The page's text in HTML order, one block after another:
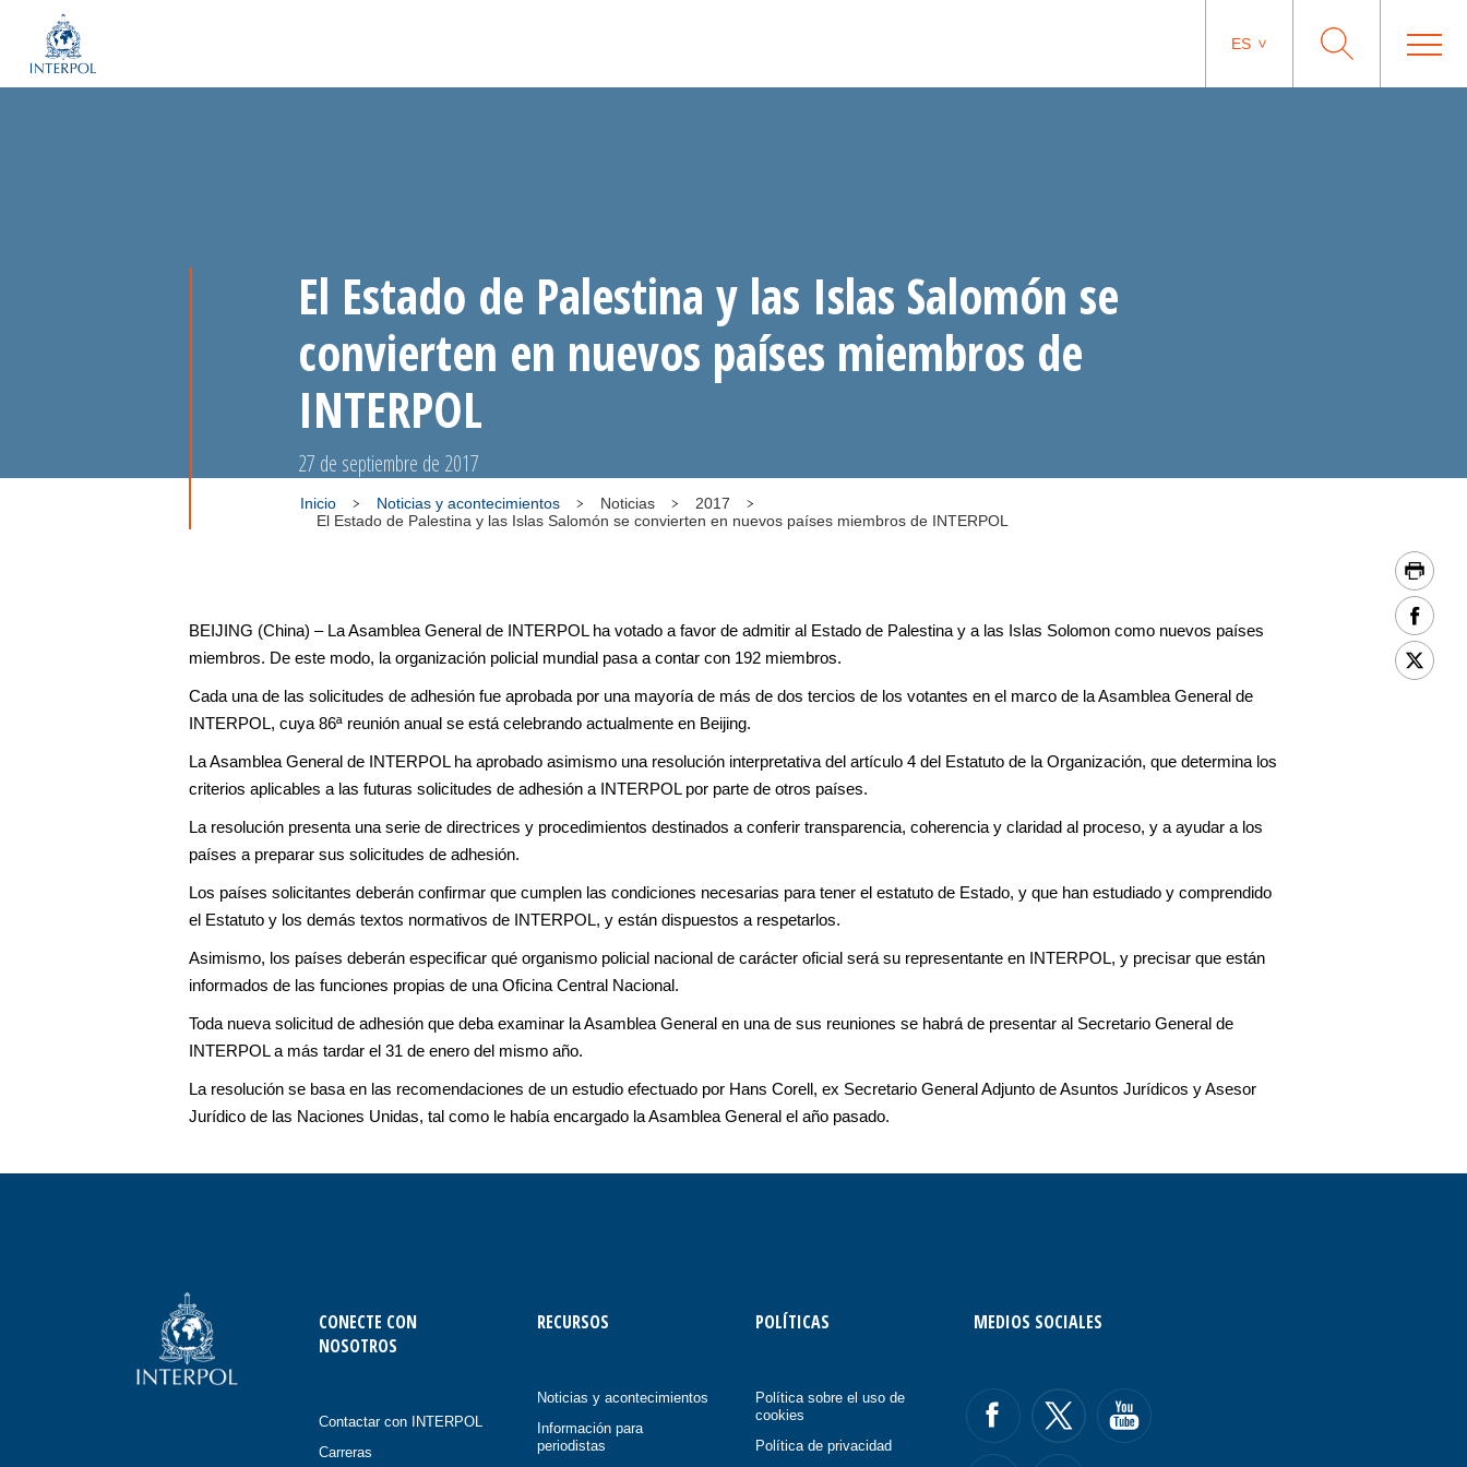
ES
El Estado de Palestina y las Islas Salomón se
convierten en nuevos países miembros de
INTERPOL
27 de septiembre de 2017
Inicio Noticias y acontecimientos Noticias
2017
El Estado de Palestina y las Islas Salomón se convierten en nuevos países miembros de INTERPOL
BEIJING (China) – La Asamblea General de INTERPOL ha votado a favor de admitir al Estado de Palestina y a las Islas Solomon como nuevos países
miembros. De este modo, la organización policial mundial pasa a contar con 192 miembros.
Cada una de las solicitudes de adhesión fue aprobada por una mayoría de más de dos tercios de los votantes en el marco de la Asamblea General de
INTERPOL, cuya 86ª reunión anual se está celebrando actualmente en Beijing.
La Asamblea General de INTERPOL ha aprobado asimismo una resolución interpretativa del artículo 4 del Estatuto de la Organización, que determina los
criterios aplicables a las futuras solicitudes de adhesión a INTERPOL por parte de otros países.
La resolución presenta una serie de directrices y procedimientos destinados a conferir transparencia, coherencia y claridad al proceso, y a ayudar a los
países a preparar sus solicitudes de adhesión.
Los países solicitantes deberán confirmar que cumplen las condiciones necesarias para tener el estatuto de Estado, y que han estudiado y comprendido
el Estatuto y los demás textos normativos de INTERPOL, y están dispuestos a respetarlos.
Asimismo, los países deberán especificar qué organismo policial nacional de carácter oficial será su representante en INTERPOL, y precisar que están
informados de las funciones propias de una Oficina Central Nacional.
Toda nueva solicitud de adhesión que deba examinar la Asamblea General en una de sus reuniones se habrá de presentar al Secretario General de
INTERPOL a más tardar el 31 de enero del mismo año.
La resolución se basa en las recomendaciones de un estudio efectuado por Hans Corell, ex Secretario General Adjunto de Asuntos Jurídicos y Asesor
Jurídico de las Naciones Unidas, tal como le había encargado la Asamblea General el año pasado.
CONECTE CON
NOSOTROS
Contactar con INTERPOL
Carreras
RECURSOS
Noticias y acontecimientos
Información para
periodistas
POLÍTICAS
Política sobre el uso de
cookies
Política de privacidad
MEDIOS SOCIALES